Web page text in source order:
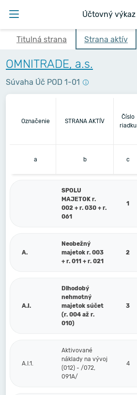
Účtovný výkaz
Titulná strana Strana aktív
OMNITRADE, a.s.
Súvaha Úč POD 1-01
Označenie STRANA AKTÍV
Číslo
riadku
a b c
SPOLU
MAJETOK r.
002 + r. 030 + r.
061
1
A.
Neobežný
majetok r. 003
+ r. 011 + r. 021
2
A.I.
Dlhodobý
nehmotný
majetok súčet
(r. 004 až r.
010)
3
A.I.1.
Aktivované
náklady na vývoj
(012) - /072,
091A/
4